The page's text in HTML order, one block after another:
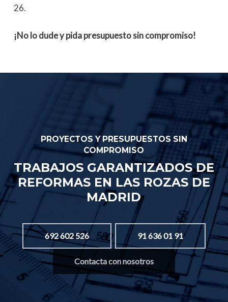
26.
¡No lo dude y pida presupuesto sin compromiso!
PROYECTOS Y PRESUPUESTOS SIN
COMPROMISO
TRABAJOS GARANTIZADOS DE
REFORMAS EN LAS ROZAS DE
MADRID
692 602 526 91 636 01 91
Contacta con nosotros